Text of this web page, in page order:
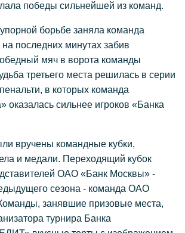
победы сильнейшей из команд.
борьбе заняла команда
последних минутах забив
мяч в ворота команды
третьего места решилась в серии
в которых команда
оказалась сильнее игроков «Банка
вручены командные кубки,
и медали. Переходящий кубок
ОАО «Банк Москвы» -
сезона - команда ОАО
занявшие призовые места,
турнира Банка